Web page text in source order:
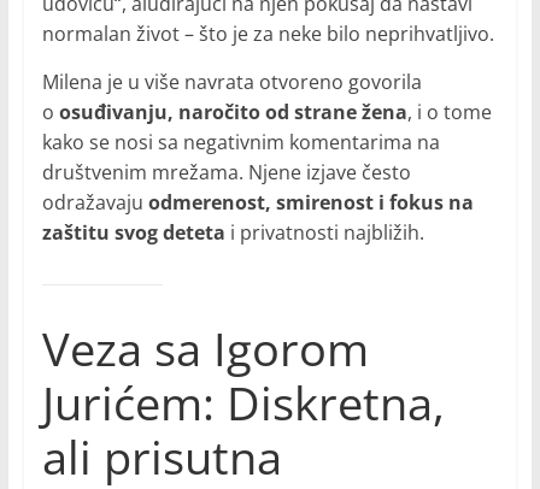
normalan život – što je za neke bilo neprihvatljivo.
Milena je u više navrata otvoreno govorila
o osuđivanju, naročito od strane žena, i o tome
kako se nosi sa negativnim komentarima na
društvenim mrežama. Njene izjave često
odražavaju odmerenost, smirenost i fokus na
zaštitu svog deteta i privatnosti najbližih.
Veza sa Igorom
Jurićem: Diskretna,
ali prisutna